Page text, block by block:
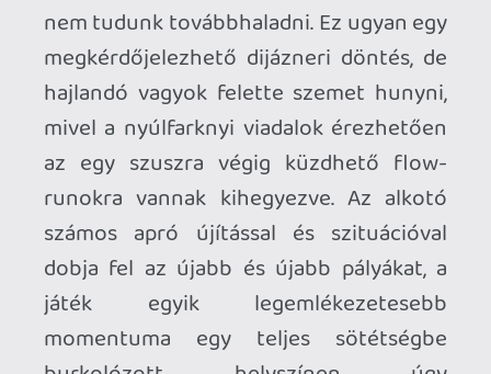
PLATFORM[2024] PS VR2, Quest 2/3
(tesztelt), [2025] PC |
nDreams |
FEJLESZTŐ
MeatSpace Interactive |
MEGJELENÉS2025. május 8. |ÁR19,99